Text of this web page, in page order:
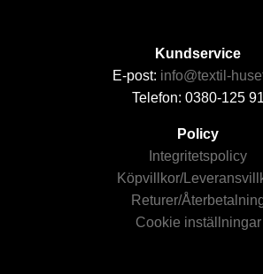
Kundservice
E-post: info@textil-
Telefon: 0380-125 91
Policy
Integritetspolicy
Köpvillkor/
Returer/
Cookie inställningar